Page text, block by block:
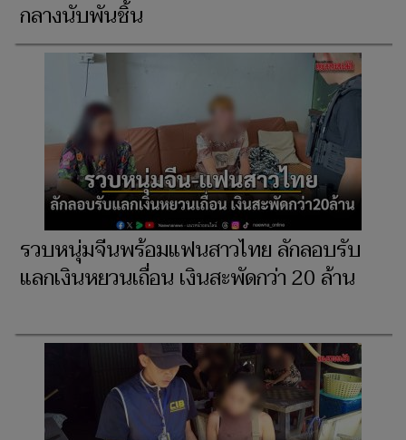
กลางนับพันชิ้น
รวบหนุ่มจีนพร้อมแฟนสาวไทย ลักลอบรับ
แลกเงินหยวนเถื่อน เงินสะพัดกว่า 20 ล้าน